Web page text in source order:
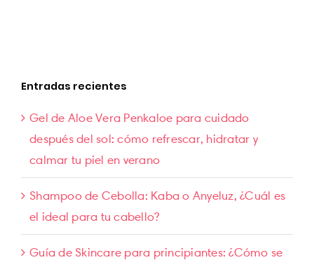
Entradas recientes
Gel de Aloe Vera Penkaloe para cuidado
después del sol: cómo refrescar, hidratar y
calmar tu piel en verano
Shampoo de Cebolla: Kaba o Anyeluz, ¿Cuál es
el ideal para tu cabello?
Guía de Skincare para principiantes: ¿Cómo se